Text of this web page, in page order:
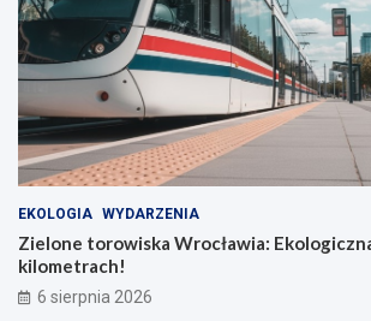
EKOLOGIA WYDARZENIA
Zielone torowiska Wrocławia:
kilometrach!
6 sierpnia 2026